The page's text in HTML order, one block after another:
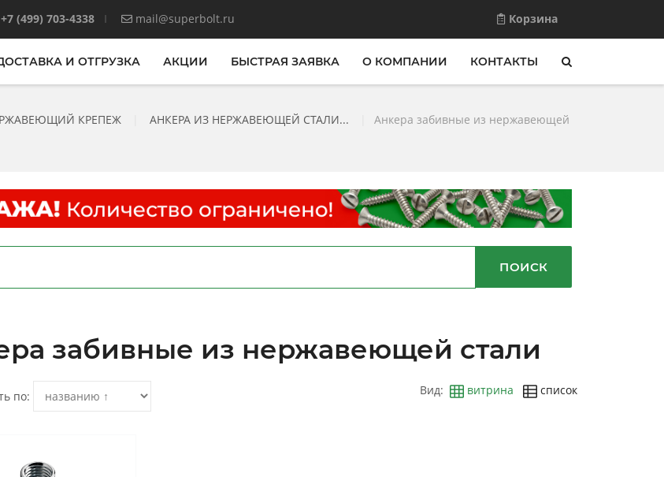
+7 (499) 703-4338 mail@superbolt.ru Корзина
И ОТГРУЗКА АКЦИИ БЫСТРАЯ ЗАЯВКА О КОМПАНИИ КОНТАКТЫ
КРЕПЕЖ АНКЕРА ИЗ НЕРЖАВЕЮЩЕЙ СТАЛИ...
Анкера забивные из нержавеющей
ПОИСК
забивные из нержавеющей стали
по: Вид: витрина список